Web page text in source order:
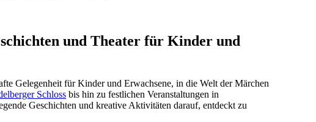
und Theater für Kinder und
Gelegenheit für Kinder und Erwachsene, in die Welt der Märchen
Schloss bis hin zu festlichen Veranstaltungen in
Geschichten und kreative Aktivitäten darauf, entdeckt zu